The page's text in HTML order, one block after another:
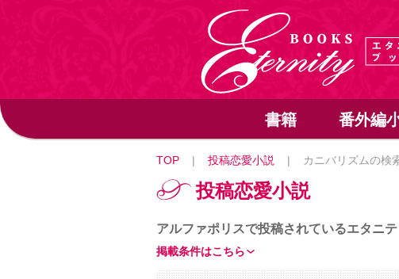
書籍 番外編
TOP | 投稿恋愛小説 | カニバリズムの検
投稿恋愛小説
アルファポリスで投稿されているエタニ
掲載条件はこちら